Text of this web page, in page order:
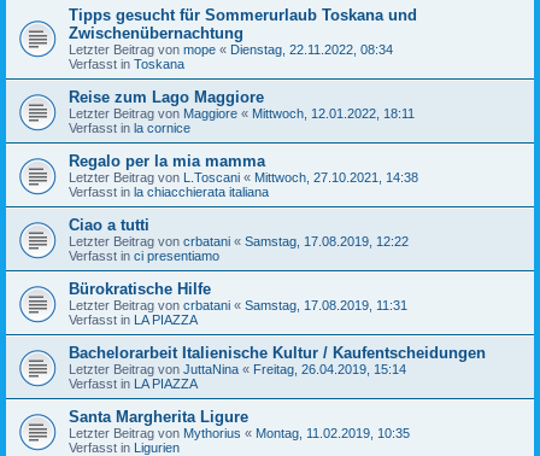
Tipps gesucht für Sommerurlaub Toskana und
Zwischenübernachtung
Letzter Beitrag von mope « Dienstag, 22.11.2022, 08:34
Verfasst in Toskana
Reise zum Lago Maggiore
Letzter Beitrag von Maggiore « Mittwoch, 12.01.2022, 18:11
Verfasst in la cornice
Regalo per la mia mamma
Letzter Beitrag von L.Toscani « Mittwoch, 27.10.2021, 14:38
Verfasst in la chiacchierata italiana
Ciao a tutti
Letzter Beitrag von crbatani « Samstag, 17.08.2019, 12:22
Verfasst in ci presentiamo
Bürokratische Hilfe
Letzter Beitrag von crbatani « Samstag, 17.08.2019, 11:31
Verfasst in LA PIAZZA
Bachelorarbeit Italienische Kultur / Kaufentscheidungen
Letzter Beitrag von JuttaNina « Freitag, 26.04.2019, 15:14
Verfasst in LA PIAZZA
Santa Margherita Ligure
Letzter Beitrag von Mythorius « Montag, 11.02.2019, 10:35
Verfasst in Ligurien